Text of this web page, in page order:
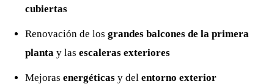
cubiertas
Renovación de los grandes balcones de la primera
planta y las escaleras exteriores
Mejoras energéticas y del entorno exterior